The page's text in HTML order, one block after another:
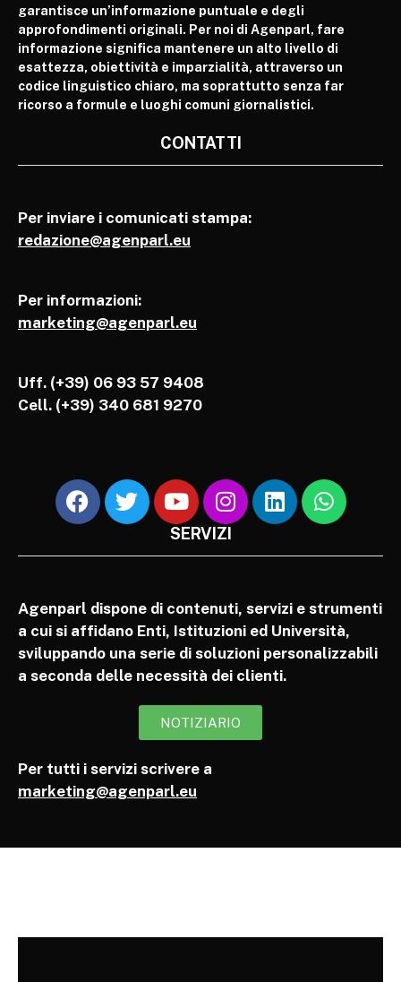
garantisce un’informazione puntuale e degli
approfondimenti originali. Per noi di Agenparl, fare
informazione significa mantenere un alto livello di
esattezza, obiettività e imparzialità, attraverso un
codice linguistico chiaro, ma soprattutto senza far
ricorso a formule e luoghi comuni giornalistici.
CONTATTI
Per inviare i comunicati stampa:
redazione@agenparl.eu
Per informazioni:
marketing@agenparl.eu
Uff. (+39) 06 93 57 9408
Cell. (+39) 340 681 9270
SERVIZI
Agenparl dispone di contenuti, servizi e strumenti
a cui si affidano Enti, Istituzioni ed Università,
sviluppando una serie di soluzioni personalizzabili
a seconda delle necessità dei clienti.
NOTIZIARIO
Per tutti i servizi scrivere a
marketing@agenparl.eu